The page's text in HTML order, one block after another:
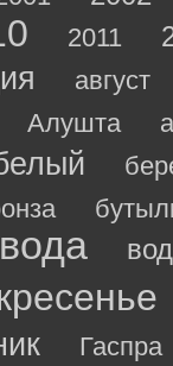
2011
август
Алушта
вода
Гаспра